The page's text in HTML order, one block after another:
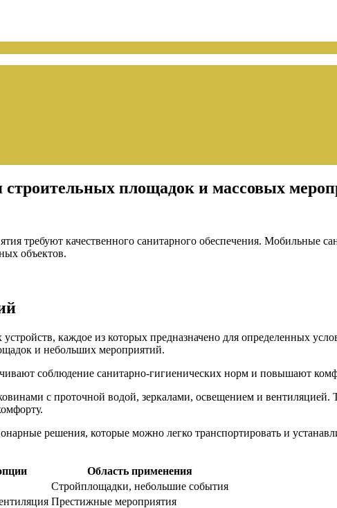
площадок и массовых
требуют качественного санитарного обеспечения. Мобильные
объектов.
каждое из которых предназначено для определенных
и небольших мероприятий.
соблюдение санитарно-гигиенических норм и повышают
с проточной водой, зеркалами, освещением и вентиляцией.
решения, которые можно легко транспортировать и
Область применения
Стройплощадки, небольшие события
Престижные мероприятия